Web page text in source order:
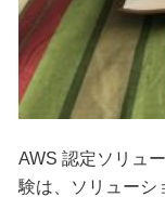
AWS 認定ソリュ
験は、ソリューシ